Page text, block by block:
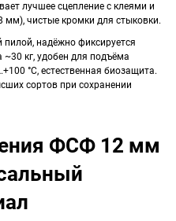
лучшее сцепление с клеями и
мм), чистые кромки для стыковки.
пилой, надёжно фиксируется
кг, удобен для подъёма
°C, естественная биозащита.
сортов при сохранении
ФСФ 12 мм